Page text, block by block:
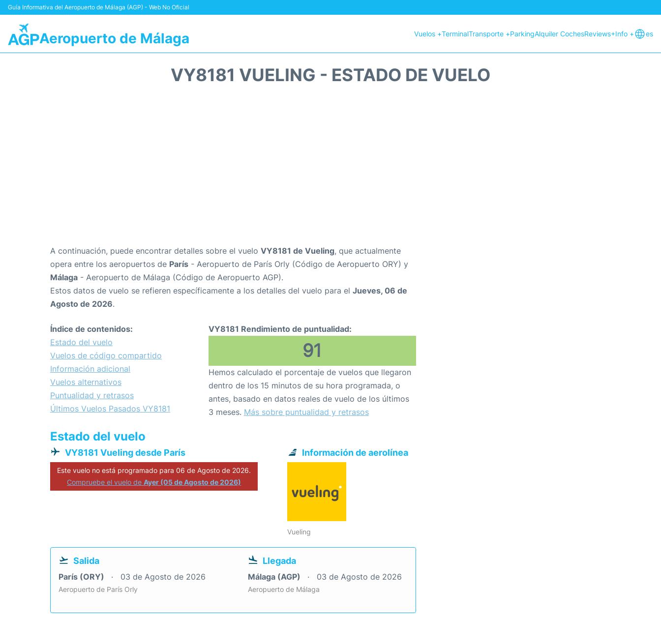
Guía Informativa del Aeropuerto de Málaga (AGP) - Web No Oficial
Aeropuerto de Málaga Vuelos +TerminalTransporte +ParkingAlquiler CochesReviews+Info + es
VY8181 VUELING - ESTADO DE VUELO
A continuación, puede encontrar detalles sobre el vuelo VY8181 de Vueling, que actualmente
opera entre los aeropuertos de París - Aeropuerto de París Orly (Código de Aeropuerto ORY) y
Málaga - Aeropuerto de Málaga (Código de Aeropuerto AGP).
Estos datos de vuelo se refieren específicamente a los detalles del vuelo para el Jueves, 06 de
Agosto de 2026.
Índice de contenidos:
Estado del vuelo
Vuelos de código compartido
Información adicional
Vuelos alternativos
Puntualidad y retrasos
Últimos Vuelos Pasados VY8181
VY8181 Rendimiento de puntualidad:
91
Hemos calculado el porcentaje de vuelos que llegaron
dentro de los 15 minutos de su hora programada, o
antes, basado en datos reales de vuelo de los últimos
3 meses. Más sobre puntualidad y retrasos
Estado del vuelo
VY8181 Vueling desde París
Este vuelo no está programado para 06 de Agosto de 2026.
Compruebe el vuelo deAyer (05 de Agosto de 2026)
Información de aerolínea
Vueling
Salida
París (ORY) 03 de Agosto de 2026
Aeropuerto de París Orly
Llegada
Málaga (AGP) 03 de Agosto de 2026
Aeropuerto de Málaga